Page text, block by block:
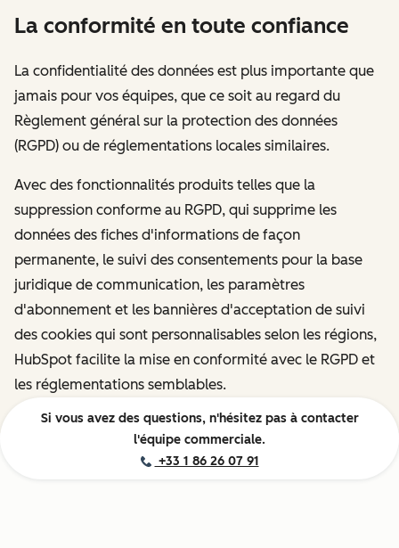
La conformité en toute confiance
La confidentialité des données est plus importante que
jamais pour vos équipes, que ce soit au regard du
Règlement général sur la protection des données
(RGPD) ou de réglementations locales similaires.
Avec des fonctionnalités produits telles que la
suppression conforme au RGPD, qui supprime les
données des fiches d'informations de façon
permanente, le suivi des consentements pour la base
juridique de communication, les paramètres
d'abonnement et les bannières d'acceptation de suivi
des cookies qui sont personnalisables selon les régions,
HubSpot facilite la mise en conformité avec le RGPD et
les réglementations semblables.
Si vous avez des questions, n'hésitez pas à contacter
l'équipe commerciale.
+33 1 86 26 07 91